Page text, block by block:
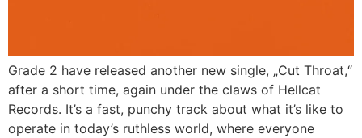
Grade 2 have released another new single, „Cut Throat,“
after a short time, again under the claws of Hellcat
Records. It’s a fast, punchy track about what it’s like to
operate in today’s ruthless world, where everyone